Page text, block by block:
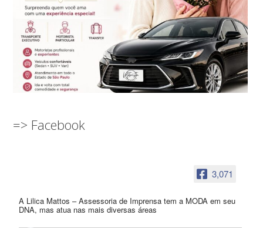
=> Facebook
3,071
A Lilica Mattos – Assessoria de Imprensa tem a MODA em seu
DNA, mas atua nas mais diversas áreas